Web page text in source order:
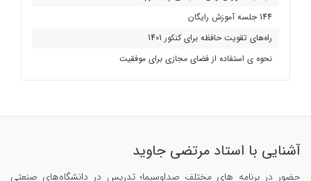
144 جلسه آموزش رایگان
راه‌های تقویت حافظه برای کنکور 1401
نحوه ی استفاده از فضای مجازی برای موفقیت
آشنایی با استاد مرتضی جاوید
حضور در برنامه های مختلف صداوسیما؛ تدریس در دانشگاه‌های صنعتی